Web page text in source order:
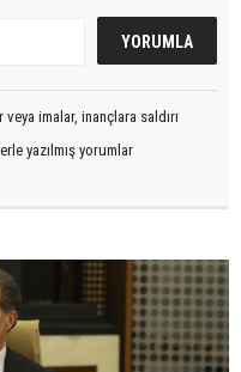
imalar, inançlara saldırı
yazılmış yorumlar